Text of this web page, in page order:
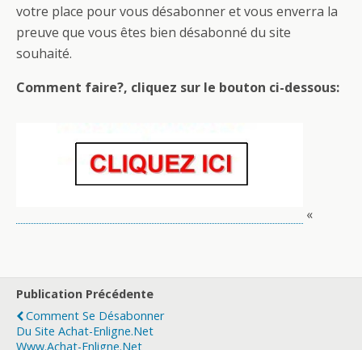
votre place pour vous désabonner et vous enverra la
preuve que vous êtes bien désabonné du site
souhaité.
Comment faire?, cliquez sur le bouton ci-dessous:
«
Publication Précédente
Comment Se Désabonner
Du Site Achat-Enligne.net
Www.achat-Enligne.net